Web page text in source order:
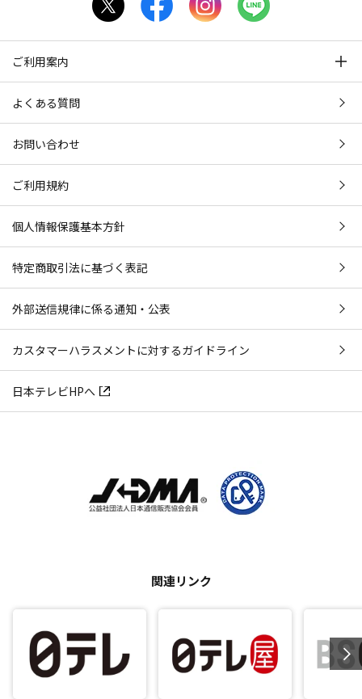
ご利用案内
よくある質問
お問い合わせ
ご利用規約
個人情報保護基本方針
特定商取引法に基づく表記
外部送信規律に係る通知・公表
カスタマーハラスメントに対するガイドライン
日本テレビHPへ
関連リンク